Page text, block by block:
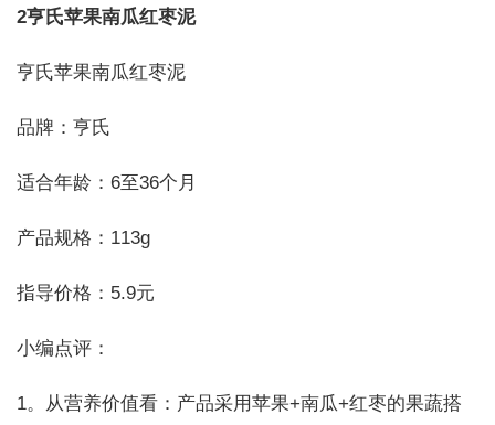
2亨氏苹果南瓜红枣泥
亨氏苹果南瓜红枣泥
品牌：亨氏
适合年龄：6至36个月
产品规格：113g
指导价格：5.9元
小编点评：
1。从营养价值看：产品采用苹果+南瓜+红枣的果蔬搭